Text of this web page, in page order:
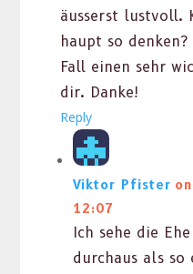
äusserst lustvoll.
haupt so
Fall einen sehr
dir. Danke!
Reply
Viktor Pfister
12:07
Ich sehe die
dur­chaus als so